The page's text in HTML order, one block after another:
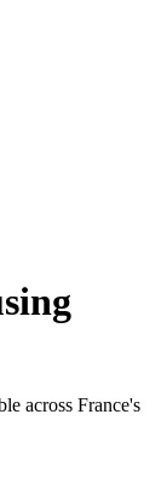
across France's